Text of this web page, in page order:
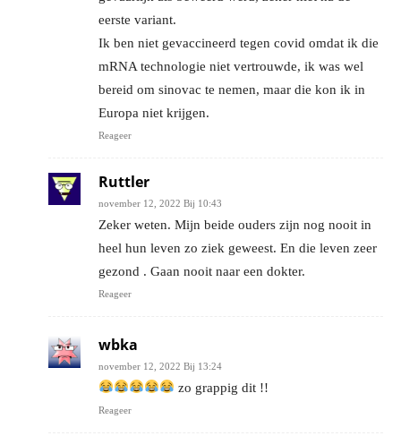
eerste variant.
Ik ben niet gevaccineerd tegen covid omdat ik die
mRNA technologie niet vertrouwde, ik was wel
bereid om sinovac te nemen, maar die kon ik in
Europa niet krijgen.
Reageer
Ruttler
november 12, 2022 Bij 10:43
Zeker weten. Mijn beide ouders zijn nog nooit in
heel hun leven zo ziek geweest. En die leven zeer
gezond . Gaan nooit naar een dokter.
Reageer
wbka
november 12, 2022 Bij 13:24
zo grappig dit !!
Reageer